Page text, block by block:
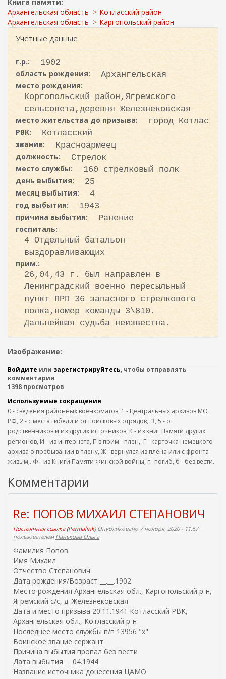
и
с
к
а
Архангельская область
Котласский район
Архангельская область
Каргопольский район
Учетные данные
г.р.:
1902
область рождения:
Архангельская
место рождения:
Коргопольский район,Ягремского
сельсовета,деревня Железнековская
место жительства до призыва:
город Котлас
РВК:
Котласский
звание:
Красноармеец
должность:
Стрелок
место службы:
160 стрелковый полк
день выбытия:
25
месяц выбытия:
4
год выбытия:
1943
причина выбытия:
Ранение
госпиталь:
4 Отдельный батальон
выздоравливающих
прим.:
26,04,43 г. был направлен в
Ленинградский военно пересыльный
пункт ПРП 36 запасного стрелкового
полка,номер команды 3\810.
Дальнейшая судьба неизвестна.
Изображение:
Войдите или зарегистрируйтесь, чтобы отправлять
комментарии
1398 просмотров
Используемые сокращения
0 - сведения районных военкоматов, 1 - Центральных архивов МО
РФ, 2 - с места гибели и от поисковых отрядов,. 3, 5 - от
родственников и из других источников, К - из книг Памяти других
регионов, И - из интернета, П в прим.- плен,. Г - карточка немецкого
архива о пребывании в плену, Ж - вернулся из плена или с фронта
живым,. Ф - из Книги Памяти Финской войны, п- погиб, б - без вести.
Комментарии
Re: ПОПОВ МИХАИЛ СТЕПАНОВИЧ
Постоянная ссылка (Permalink)Опубликовано 7 ноября, 2020 - 11:57
пользователем Панькова Ольга
Фамилия Попов
Имя Михаил
Отчество Степанович
Дата рождения/Возраст __.__.1902
Место рождения Архангельская обл., Каргопольский р-н,
Ягремский с/с, д. Железнековская
Дата и место призыва 20.11.1941 Котласский РВК,
Архангельская обл., Котласский р-н
Последнее место службы п/п 13956 "х"
Воинское звание сержант
Причина выбытия пропал без вести
Дата выбытия __.04.1944
Название источника донесения ЦАМО